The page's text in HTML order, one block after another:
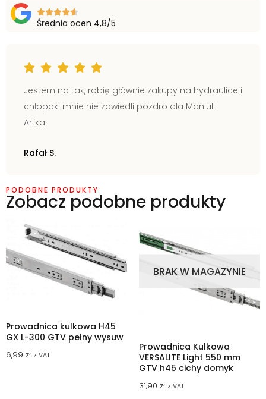
Średnia ocen 4,8/5
Jestem na tak, robię głównie zakupy na hydraulice i
chłopaki mnie nie zawiedli pozdro dla Maniuli i
Artka
Rafał S.
PODOBNE PRODUKTY
Zobacz podobne produkty
Prowadnica kulkowa H45
GX L-300 GTV pełny wysuw
6,99 zł z VAT
BRAK W MAGAZYNIE
Prowadnica Kulkowa
VERSALITE Light 550 mm
GTV h45 cichy domyk
31,90 zł z VAT